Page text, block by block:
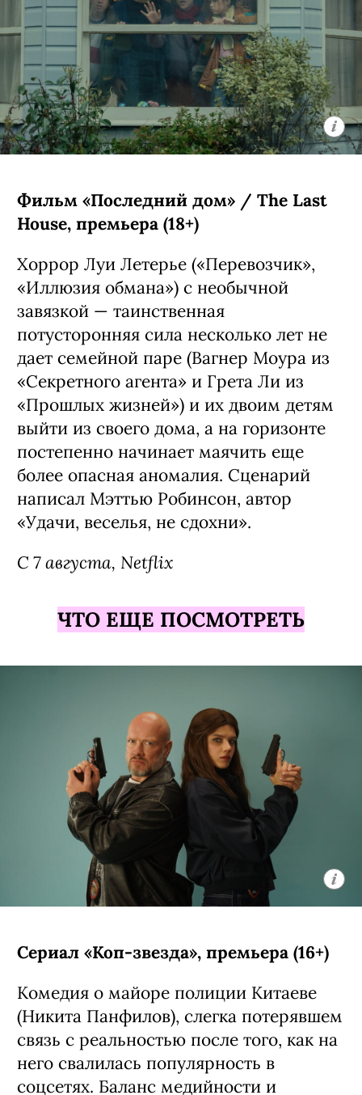
Фильм «Последний дом» / The Last
House, премьера (18+)
Хоррор Луи Летерье («Перевозчик»,
«Иллюзия обмана») с необычной
завязкой — таинственная
потусторонняя сила несколько лет не
дает семейной паре (Вагнер Моура из
«Секретного агента» и Грета Ли из
«Прошлых жизней») и их двоим детям
выйти из своего дома, а на горизонте
постепенно начинает маячить еще
более опасная аномалия. Сценарий
написал Мэттью Робинсон, автор
«Удачи, веселья, не сдохни».
С 7 августа, Netflix
ЧТО ЕЩЕ ПОСМОТРЕТЬ
Сериал «Коп-звезда», премьера (16+)
Комедия о майоре полиции Китаеве
(Никита Панфилов), слегка потерявшем
связь с реальностью после того, как на
него свалилась популярность в
соцсетях. Баланс медийности и